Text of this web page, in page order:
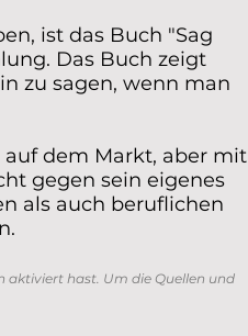
ist das Buch "Sag
Das Buch zeigt
zu sagen, wenn man
auf dem Markt, aber mit
gegen sein eigenes
als auch beruflichen
aktiviert hast. Um die Quellen und